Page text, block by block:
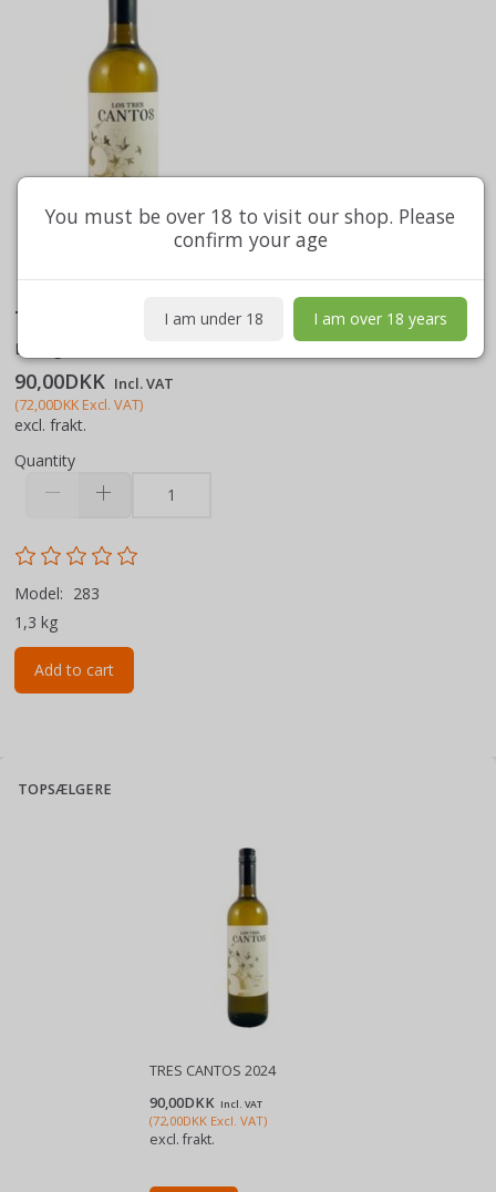
TRES CANTOS 2024
Bodegas García\Revalo
90,00DKK Incl. VAT
(72,00DKK Excl. VAT)
excl. frakt.
Quantity
Model: 283
1,3 kg
Add to cart
TOPSÆLGERE
TRES CANTOS 2024
90,00DKK Incl. VAT
(72,00DKKExcl. VAT)
excl. frakt.
You must be over 18 to visit our shop. Please
confirm your age
I am under 18 I am over 18 years